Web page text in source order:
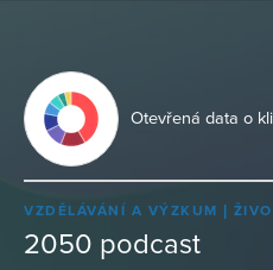
Otevřená data o
VZDĚLÁVÁNÍ A VÝZKUM
2050 podcast